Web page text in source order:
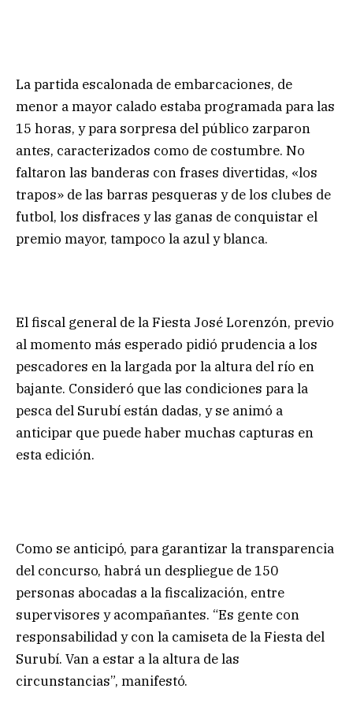
La partida escalonada de embarcaciones, de
menor a mayor calado estaba programada para las
15 horas, y para sorpresa del público zarparon
antes, caracterizados como de costumbre. No
faltaron las banderas con frases divertidas, «los
trapos» de las barras pesqueras y de los clubes de
futbol, los disfraces y las ganas de conquistar el
premio mayor, tampoco la azul y blanca.
El fiscal general de la Fiesta José Lorenzón, previo
al momento más esperado pidió prudencia a los
pescadores en la largada por la altura del río en
bajante. Consideró que las condiciones para la
pesca del Surubí están dadas, y se animó a
anticipar que puede haber muchas capturas en
esta edición.
Como se anticipó, para garantizar la transparencia
del concurso, habrá un despliegue de 150
personas abocadas a la fiscalización, entre
supervisores y acompañantes. “Es gente con
responsabilidad y con la camiseta de la Fiesta del
Surubí. Van a estar a la altura de las
circunstancias”, manifestó.